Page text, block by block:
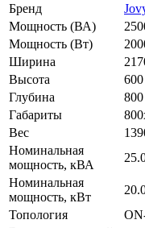
Бренд
Мощность (ВА)
Мощность (Вт)
Ширина
Высота
600
Глубина
800
Габариты
Вес
Номинальная
мощность, кВА
Номинальная
мощность, кВт
Топология